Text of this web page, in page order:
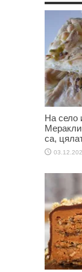
На село
са,